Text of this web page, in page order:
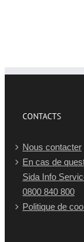
CONTACTS
Nous contacter
En cas de
Sida Info
0800 840 800
Politique de